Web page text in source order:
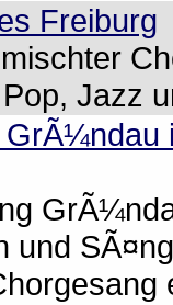
Freiburg
Jazz
und